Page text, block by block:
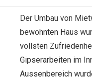
Der Umbau von
bewohnten Haus
vollsten
Gipserarbeiten im
Aussenbereich